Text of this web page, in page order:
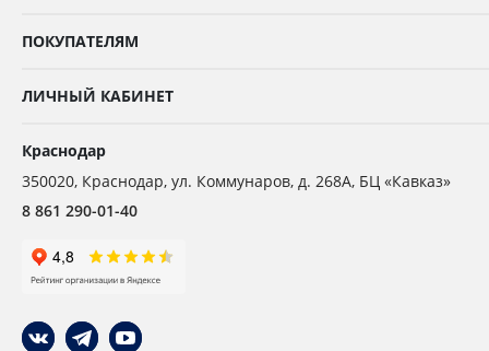
ПОКУПАТЕЛЯМ
ЛИЧНЫЙ КАБИНЕТ
Краснодар
350020, Краснодар, ул. Коммунаров, д. 268А, БЦ «Кавказ»
8 861 290-01-40